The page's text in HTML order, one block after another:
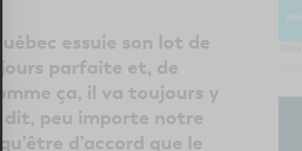
essuie son lot de
parfaite et, de
ça, il va toujours y
dit, peu importe notre
d’accord que le